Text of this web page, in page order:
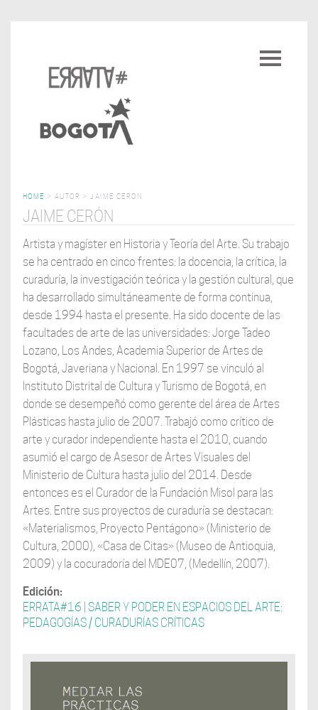
Toggle
HOME > AUTOR >JAIME CERÓN
JAIME CERÓN
Artista y magíster en Historia y Teoría del Arte. Su trabajo
se ha centrado en cinco frentes: la docencia, la crítica, la
curaduría, la investigación teórica y la gestión cultural, que
ha desarrollado simultáneamente de forma continua,
desde 1994 hasta el presente. Ha sido docente de las
facultades de arte de las universidades: Jorge Tadeo
Lozano, Los Andes, Academia Superior de Artes de
Bogotá, Javeriana y Nacional. En 1997 se vinculó al
Instituto Distrital de Cultura y Turismo de Bogotá, en
donde se desempeñó como gerente del área de Artes
Plásticas hasta julio de 2007. Trabajó como crítico de
arte y curador independiente hasta el 2010, cuando
asumió el cargo de Asesor de Artes Visuales del
Ministerio de Cultura hasta julio del 2014. Desde
entonces es el Curador de la Fundación Misol para las
Artes. Entre sus proyectos de curaduría se destacan:
«Materialismos, Proyecto Pentágono» (Ministerio de
Cultura, 2000), «Casa de Citas» (Museo de Antioquia,
2009) y la cocuradoría del MDE07, (Medellín, 2007).
Edición:
ERRATA#16 | SABER Y PODER EN ESPACIOS DEL ARTE:
PEDAGOGÍAS / CURADURÍAS CRÍTICAS